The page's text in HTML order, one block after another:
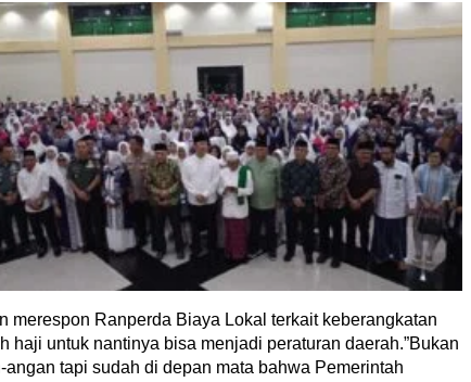
merespon Ranperda Biaya Lokal terkait keberangkatan
haji untuk nantinya bisa menjadi peraturan daerah.”Bukan
angan tapi sudah di depan mata bahwa Pemerintah